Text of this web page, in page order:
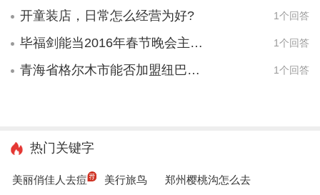
开童装店，日常怎么经营为好? 1个回答
毕福剑能当2016年春节晚会主持人 1个回答
青海省格尔木市能否加盟纽巴伦鞋业 1个回答
热门关键字
美丽俏佳人去痘 美行旅鸟
郑州樱桃沟怎么去